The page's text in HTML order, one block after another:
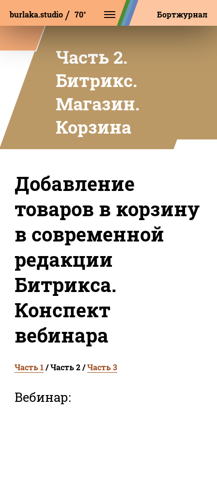
burlaka.studio
Б
М
И
П Бортжурнал
Часть 2.
Битрикс.
Магазин.
Корзина
Добавление
товаров в корзину
в современной
редакции
Битрикса.
Конспект
вебинара
Часть 1/ Часть 2 /Часть 3
Вебинар: